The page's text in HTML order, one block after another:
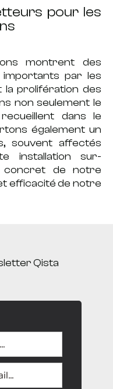
pour les
montrent des
par les
la prolifération des
non seulement le
dans le
également un
, souvent affectés
installation sur-
de notre
efficacité de notre
Qista